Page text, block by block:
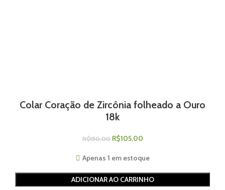
Colar Coração de Zircônia folheado a Ouro
18k
R$150,00 R$105,00
Apenas 1 em estoque
ADICIONAR AO CARRINHO